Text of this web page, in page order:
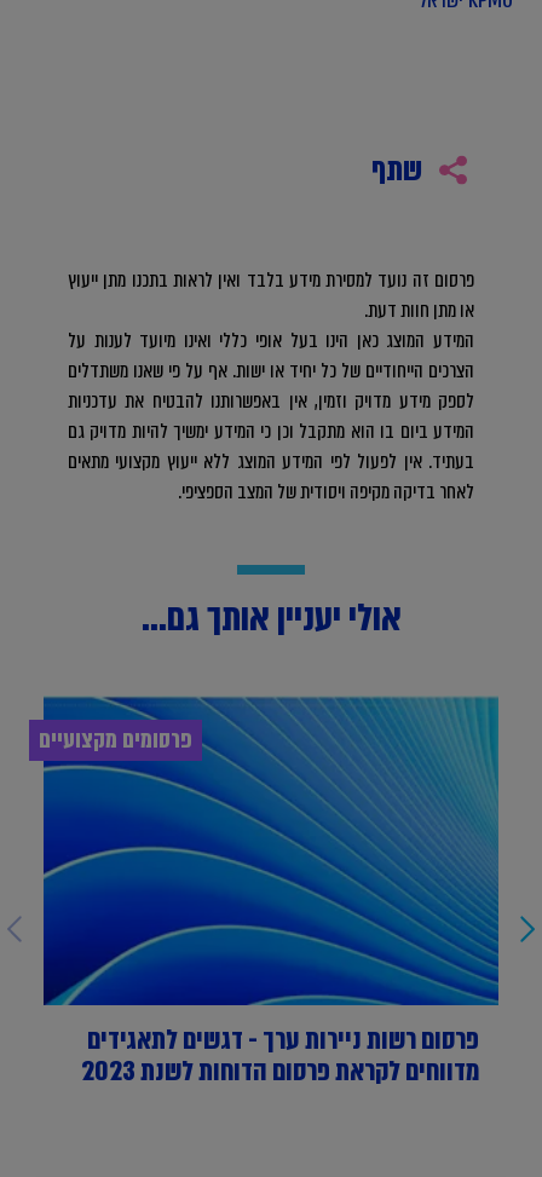
שתף
פרסום זה נועד למסירת מידע בלבד ואין לראות בתכנו מתן ייעוץ
או מתן חוות דעת.
המידע המוצג כאן הינו בעל אופי כללי ואינו מיועד לענות על
הצרכים הייחודיים של כל יחיד או ישות. אף על פי שאנו משתדלים
לספק מידע מדויק וזמין, אין באפשרותנו להבטיח את עדכניות
המידע ביום בו הוא מתקבל וכן כי המידע ימשיך להיות מדויק גם
בעתיד. אין לפעול לפי המידע המוצג ללא ייעוץ מקצועי מתאים
לאחר בדיקה מקיפה ויסודית של המצב הספציפי.
אולי יעניין אותך גם...
פרסומים מקצועיים
פרסום רשות ניירות ערך - דגשים לתאגידים
מדווחים לקראת פרסום הדוחות לשנת 2023